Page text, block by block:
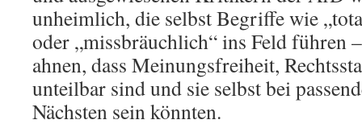
unheimlich, die selbst Begriffe wie
oder „missbräuchlich“ ins Feld führen
ahnen, dass Meinungsfreiheit,
unteilbar sind und sie selbst bei
Nächsten sein könnten.